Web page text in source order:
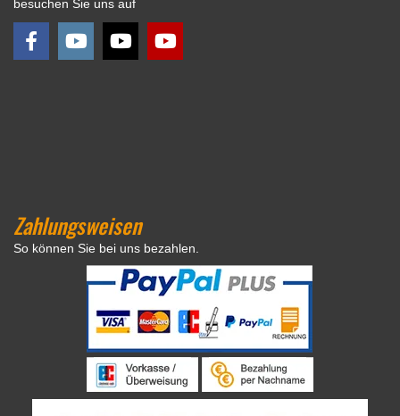
besuchen Sie uns auf
Zahlungsweisen
So können Sie bei uns bezahlen.